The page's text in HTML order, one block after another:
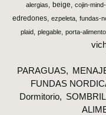
alergias beige cojin-
edredones ezpeleta fundas-
plaid plegable porta-
PARAGUAS
FUNDAS
Dormitorio